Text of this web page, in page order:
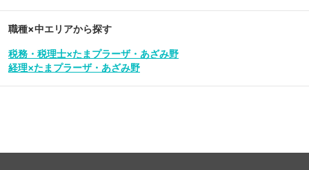
職種×中エリアから探す
税務・税理士×たまプラーザ・あざみ野
経理×たまプラーザ・あざみ野